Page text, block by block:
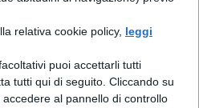
relativa cookie policy, leggi
puoi accettarli tutti
tutti qui di seguito. Cliccando su
al pannello di controllo
attività da fare
del